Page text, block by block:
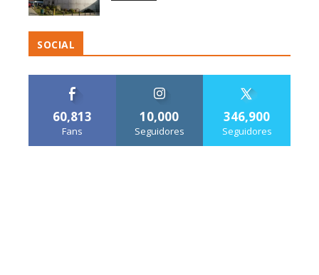
SOCIAL
60,813
Fans
10,000
Seguidores
346,900
Seguidores